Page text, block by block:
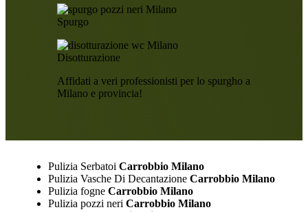
Spurgo
Disotturazione
Affidati a veri professionisti per lo spurgho a
Milano e provincia!
Pulizia Serbatoi Carrobbio Milano
Pulizia Vasche Di DecantazioneCarrobbio Milano
Pulizia fogneCarrobbio Milano
Pulizia pozzi neri Carrobbio Milano